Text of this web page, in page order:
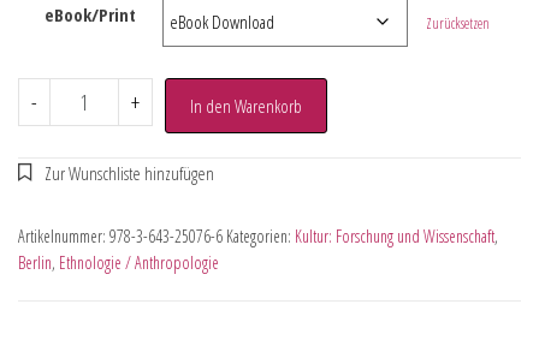
eBook/Print Zurücksetzen
- + In den Warenkorb
Artikelnummer: 978-3-643-25076-6 Kategorien: Kultur: Forschung und Wissenschaft,
Berlin, Ethnologie / Anthropologie